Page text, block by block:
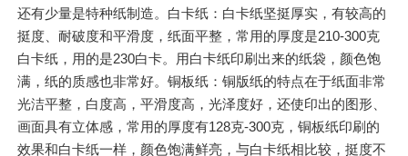
还有少量是特种纸制造。白卡纸：白卡纸坚挺厚实，有较高的
挺度、耐破度和平滑度，纸面平整，常用的厚度是210-300克
白卡纸，用的是230白卡。用白卡纸印刷出来的纸袋，颜色饱
满，纸的质感也非常好。铜板纸：铜版纸的特点在于纸面非常
光洁平整，白度高，平滑度高，光泽度好，还使印出的图形、
画面具有立体感，常用的厚度有128克-300克，铜板纸印刷的
效果和白卡纸一样，颜色饱满鲜亮，与白卡纸相比较，挺度不